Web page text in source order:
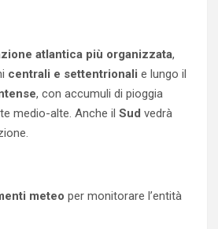
atlantica più organizzata,
centrali e settentrionali e lungo il
, con accumuli di pioggia
medio-alte. Anche il Sud vedrà
meteo per monitorare l’entità